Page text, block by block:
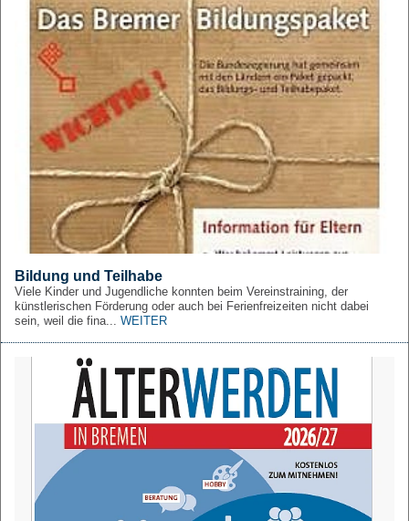
Bildung und Teilhabe
Viele Kinder und Jugendliche konnten beim Vereinstraining, der
künstlerischen Förderung oder auch bei Ferienfreizeiten nicht dabei
sein, weil die fina... WEITER